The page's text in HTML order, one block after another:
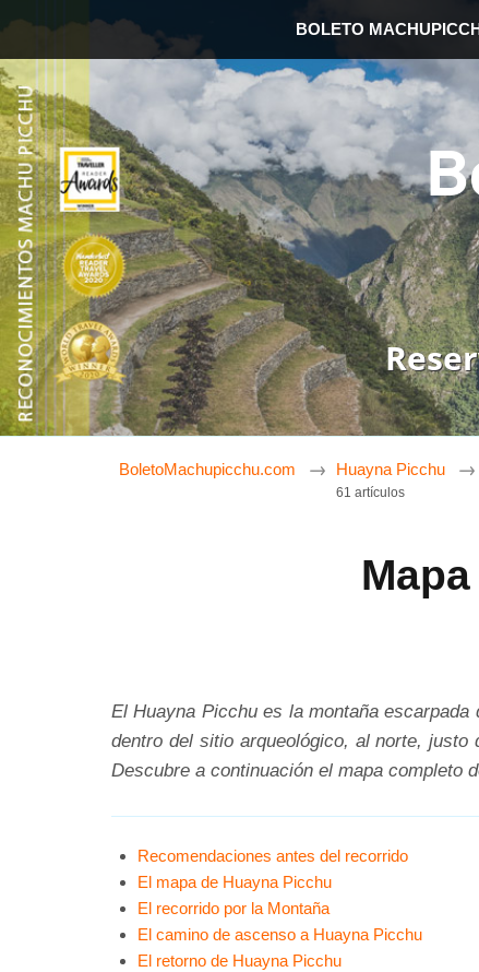
BOLETO
BoletoMachupicchu.com Huayna Picchu
61 artículos
El Huayna Picchu es la montaña
dentro del sitio arqueológico, al norte,
Descubre a continuación el mapa completo
Recomendaciones antes del recorrido
El mapa de Huayna Picchu
El recorrido por la Montaña
El camino de ascenso a Huayna Picchu
El retorno de Huayna Picchu